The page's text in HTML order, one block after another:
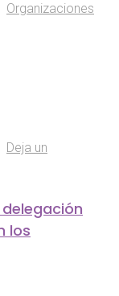
Organizaciones
Deja un
los